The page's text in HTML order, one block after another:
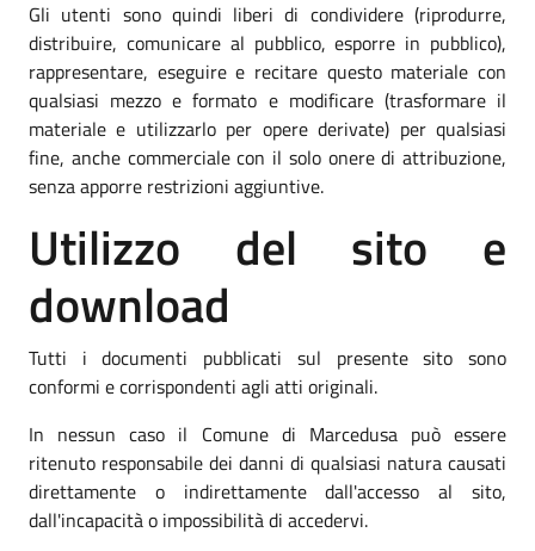
Gli utenti sono quindi liberi di condividere (riprodurre,
distribuire, comunicare al pubblico, esporre in pubblico),
rappresentare, eseguire e recitare questo materiale con
qualsiasi mezzo e formato e modificare (trasformare il
materiale e utilizzarlo per opere derivate) per qualsiasi
fine, anche commerciale con il solo onere di attribuzione,
senza apporre restrizioni aggiuntive.
Utilizzo del sito e
download
Tutti i documenti pubblicati sul presente sito sono
conformi e corrispondenti agli atti originali.
In nessun caso il Comune di Marcedusa può essere
ritenuto responsabile dei danni di qualsiasi natura causati
direttamente o indirettamente dall'accesso al sito,
dall'incapacità o impossibilità di accedervi.